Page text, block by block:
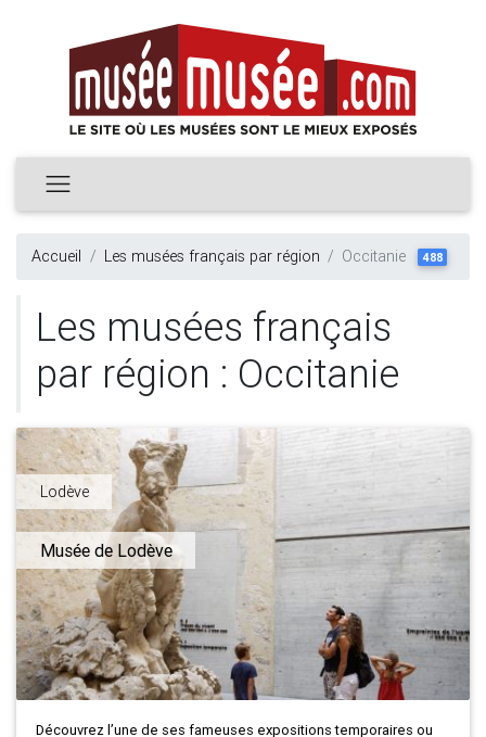
Accueil Les musées français par région Occitanie 488
Les musées français
par région : Occitanie
Lodève
Musée de Lodève
Découvrez l’une de ses fameuses expositions temporaires ou